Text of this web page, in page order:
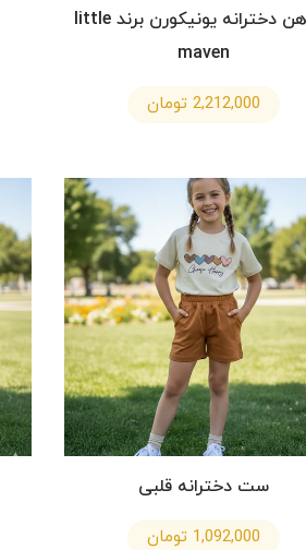
پیراهن دخترانه یونیکورن برند little
maven
2,212,000 تومان
ست دخترانه قلبی
1,092,000 تومان